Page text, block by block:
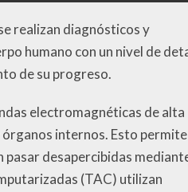
realizan diagnósticos y
humano con un nivel de
de su progreso.
electromagnéticas de alta
internos. Esto permite
desapercibidas
(TAC) utilizan